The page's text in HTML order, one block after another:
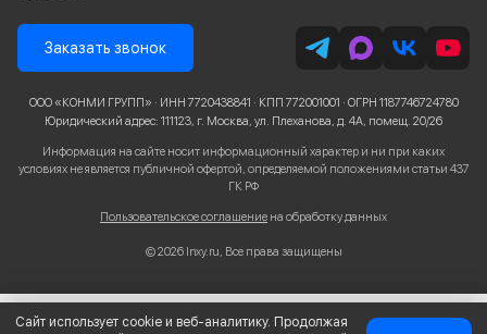
Заказать звонок
ООО «КОНМИ ГРУПП» · ИНН 7720438841 · КПП 772001001 · ОГРН 1187746724780
Юридический адрес: 111123, г. Москва, ул. Плеханова, д. 4А, помещ. 20/26
Информация на сайте носит информационный характер и ни при каких
условиях не является публичной офертой, определяемой положениями статьи 437
ГК РФ
Пользовательское соглашение на обработку данных
© 2026 Inxy.ru, Все права защищены
Сайт использует cookie и веб-аналитику. Продолжая